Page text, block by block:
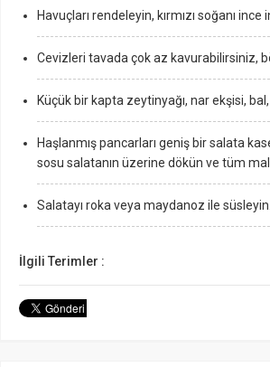
Havuçları rendeleyin, kırmızı soğanı ince
Cevizleri tavada çok az kavurabilirsiniz,
Küçük bir kapta zeytinyağı, nar ekşisi,
Haşlanmış pancarları geniş bir salata
sosu salatanın üzerine dökün ve tüm
Salatayı roka veya maydanoz ile
İlgili Terimler :